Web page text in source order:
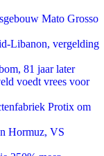
Mato Grosso
Libanon, vergelding
81 jaar later
voedt vrees voor
Protix om
Hormuz, VS